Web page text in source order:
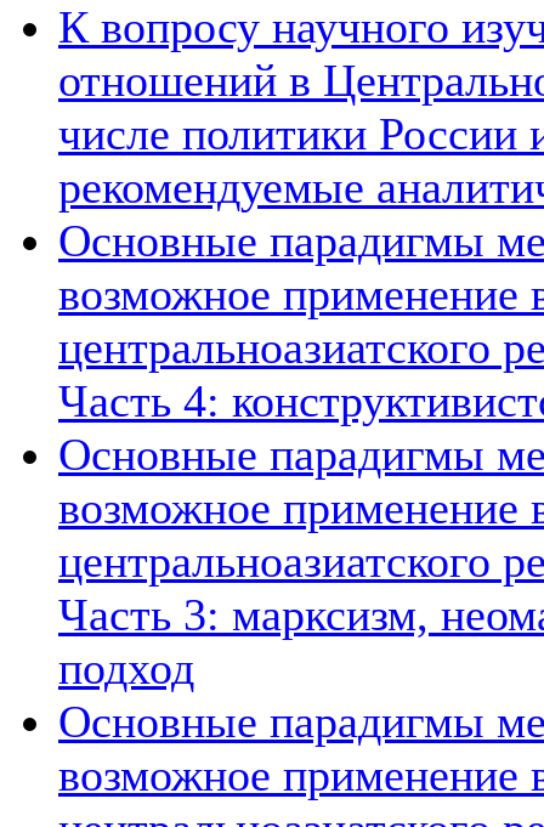
К вопросу научного
отношений в
числе политики России
рекомендуемые
Основные парадигмы
возможное применение
центральноазиатского
Часть 4:
Основные парадигмы
возможное применение
центральноазиатского
Часть 3: марксизм,
подход
Основные парадигмы
возможное применение